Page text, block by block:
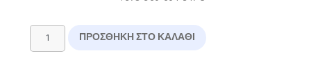
ΠΡΟΣΘΉΚΗ ΣΤΟ ΚΑΛΆΘΙ